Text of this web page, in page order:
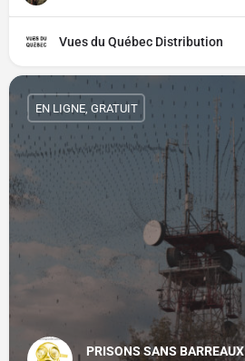
Vues du Québec Distribution
PRISONS SANS BARREAUX
EN LIGNE, GRATUIT